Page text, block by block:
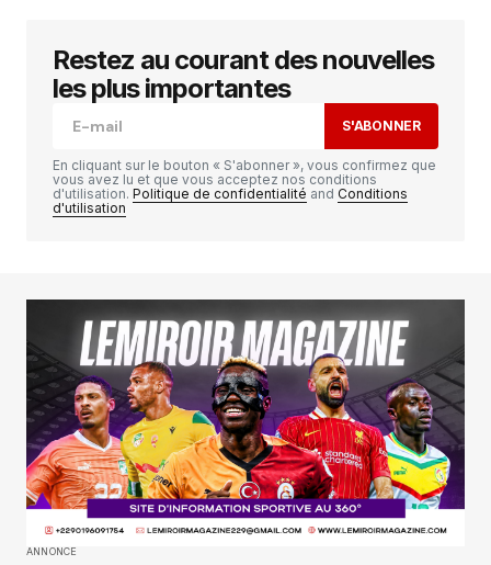
Votre adresse e-mail ne sera pas publiée. Les
champs obligatoires sont indiqués avec
Your E-mail*
Enregistrer mon nom, mon e-mail et mon
site dans le navigateur pour mon prochain
commentaire.
SUBMIT COMMENT
Restez au courant des nouvelles
les plus importantes
S'ABONNER
En cliquant sur le bouton « S'abonner », vous confirmez que
vous avez lu et que vous acceptez nos conditions
d'utilisation. Politique de confidentialité and Conditions
d'utilisation
ANNONCE